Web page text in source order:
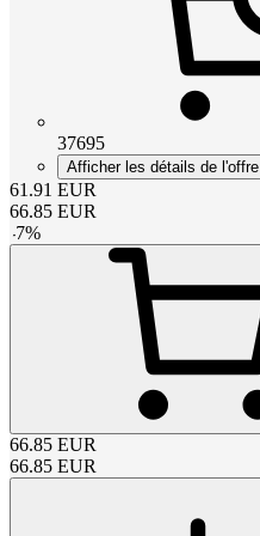
37695
Afficher les détails de l'offre
61.91 EUR
66.85 EUR
-7%
66.85 EUR
66.85 EUR